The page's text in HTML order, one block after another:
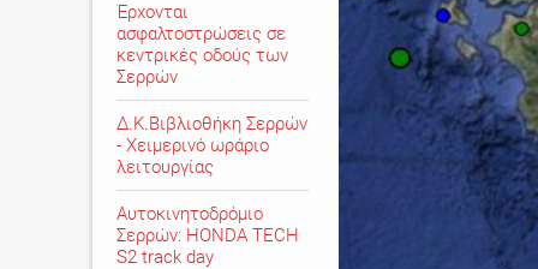
Έρχονται
ασφαλτοστρώσεις σε
κεντρικές οδούς των
Σερρών
Δ.Κ.Βιβλιοθήκη Σερρών
- Χειμερινό ωράριο
λειτουργίας
Αυτοκινητοδρόμιο
Σερρών: HONDA TECH
S2 track day